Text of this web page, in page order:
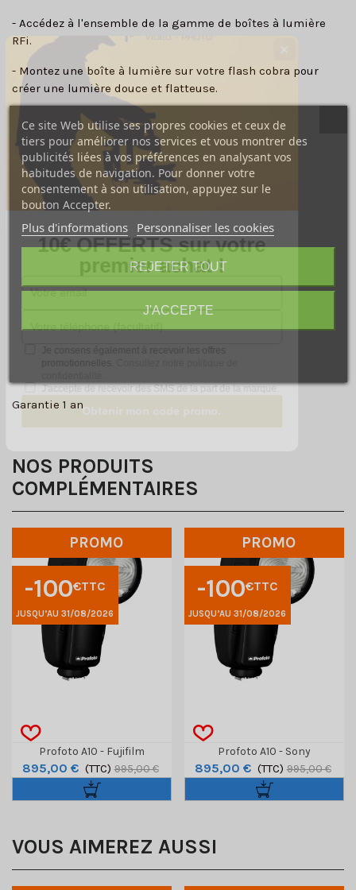
- Accédez à l'ensemble de la gamme de boîtes à lumière
RFi.
- Montez une boîte à lumière sur votre flash cobra pour
créer une lumière douce et flatteuse.
- Fixez deux flashes cobras et éclairez une boîte à lumière
encore plus grande.
- Faites glisser et inclinez les flashes cobras à l'intérieur
de la boîte à lumière pour éliminer les points chauds.
- Inclinez, pivotez à 360° et réglez la boîte à lumière
rapidement.
- Adaptateurs boîte à lumière avec code couleur et tiges
pour boîte à lumière, pour un assemblage facile.
- Fixation facile pour Air Remote Profoto ou les unités de
synchronisation radio provenant d'autres fabricants.
Garantie 1 an
NOS PRODUITS
COMPLÉMENTAIRES
-100€TTC
JUSQU’AU 31/08/2026
PROMO
Profoto A10 - Fujifilm
895,00 € (TTC) 995,00 €
-100€TTC
JUSQU’AU 31/08/2026
PROMO
Profoto A10 - Sony
895,00 € (TTC) 995,00 €
VOUS AIMEREZ AUSSI
Ce site Web utilise ses propres cookies et ceux de
tiers pour améliorer nos services et vous montrer des
publicités liées à vos préférences en analysant vos
habitudes de navigation. Pour donner votre
consentement à son utilisation, appuyez sur le
bouton Accepter.
Plus d'informations Personnaliser les cookies
REJETER TOUT
J'ACCEPTE
10€ OFFERTS sur votre
premier achat !
Je consens également à recevoir les offres
promotionnelles.
J'accepte de recevoir des SMS de la part de la marque.
Obtenir mon code promo.